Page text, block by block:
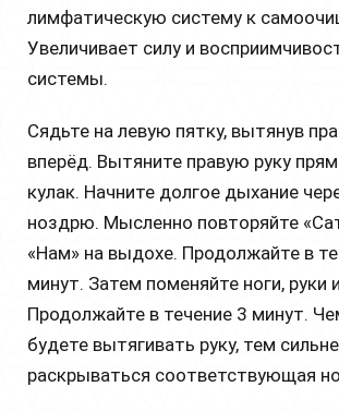
лимфатическую систему к
Увеличивает силу и
системы.
Сядьте на левую пятку, вытянув
вперёд. Вытяните правую руку
кулак. Начните долгое дыхание
ноздрю. Мысленно повторяйте
«Нам» на выдохе. Продолжайте в
минут. Затем поменяйте ноги, руки
Продолжайте в течение 3 минут.
будете вытягивать руку, тем
раскрываться соответствующая